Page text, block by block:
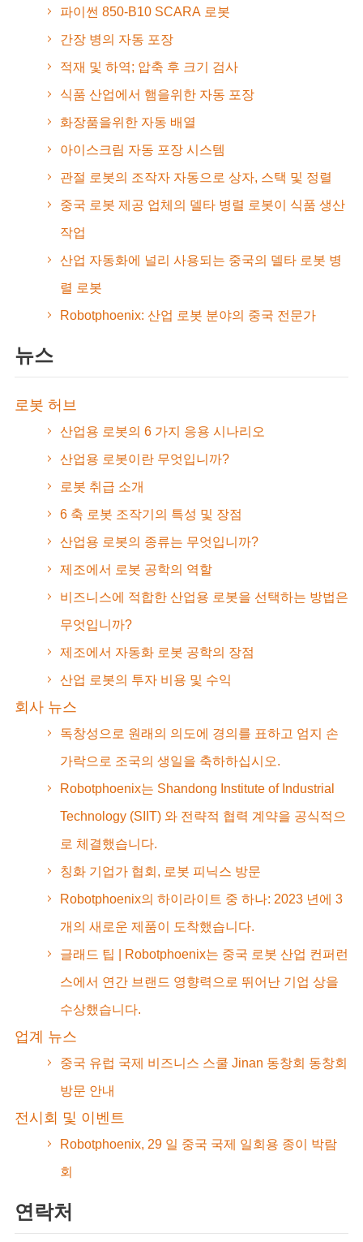
파이썬 850-B10 SCARA 로봇
간장 병의 자동 포장
적재 및 하역; 압축 후 크기 검사
식품 산업에서 햄을위한 자동 포장
화장품을위한 자동 배열
아이스크림 자동 포장 시스템
관절 로봇의 조작자 자동으로 상자, 스택 및 정렬
중국 로봇 제공 업체의 델타 병렬 로봇이 식품 생산
작업
산업 자동화에 널리 사용되는 중국의 델타 로봇 병
렬 로봇
Robotphoenix: 산업 로봇 분야의 중국 전문가
뉴스
로봇 허브
산업용 로봇의 6 가지 응용 시나리오
산업용 로봇이란 무엇입니까?
로봇 취급 소개
6 축 로봇 조작기의 특성 및 장점
산업용 로봇의 종류는 무엇입니까?
제조에서 로봇 공학의 역할
비즈니스에 적합한 산업용 로봇을 선택하는 방법은
무엇입니까?
제조에서 자동화 로봇 공학의 장점
산업 로봇의 투자 비용 및 수익
회사 뉴스
독창성으로 원래의 의도에 경의를 표하고 엄지 손
가락으로 조국의 생일을 축하하십시오.
Robotphoenix는 Shandong Institute of Industrial
Technology (SIIT) 와 전략적 협력 계약을 공식적으
로 체결했습니다.
칭화 기업가 협회, 로봇 피닉스 방문
Robotphoenix의 하이라이트 중 하나: 2023 년에 3
개의 새로운 제품이 도착했습니다.
글래드 팁 | Robotphoenix는 중국 로봇 산업 컨퍼런
스에서 연간 브랜드 영향력으로 뛰어난 기업 상을
수상했습니다.
업계 뉴스
중국 유럽 국제 비즈니스 스쿨 Jinan 동창회 동창회
방문 안내
전시회 및 이벤트
Robotphoenix, 29 일 중국 국제 일회용 종이 박람
회
연락처